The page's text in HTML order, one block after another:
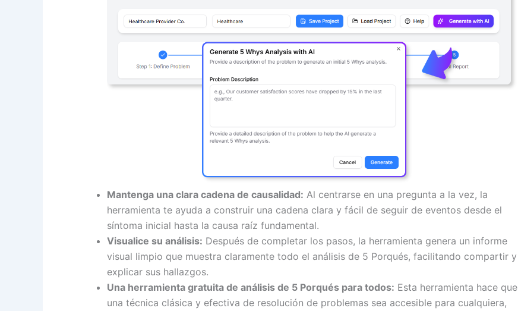
Mantenga una clara cadena de causalidad: Al centrarse en una pregunta a la vez, la
herramienta te ayuda a construir una cadena clara y fácil de seguir de eventos desde el
síntoma inicial hasta la causa raíz fundamental.
Visualice su análisis: Después de completar los pasos, la herramienta genera un informe
visual limpio que muestra claramente todo el análisis de 5 Porqués, facilitando compartir y
explicar sus hallazgos.
Una herramienta gratuita de análisis de 5 Porqués para todos: Esta herramienta hace que
una técnica clásica y efectiva de resolución de problemas sea accesible para cualquiera,